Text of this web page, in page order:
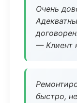
Очень
— Клиент
быстро,